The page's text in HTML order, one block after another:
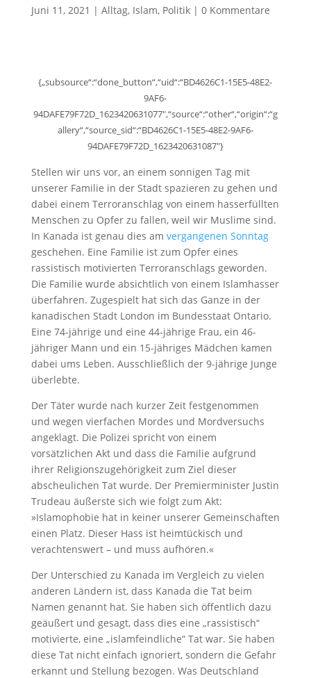
Juni 11, 2021 | Alltag, Islam, Politik| 0 Kommentare
{„subsource“:“done_button“,“uid“:“BD4626C1-15E5-48E2-
9AF6-
94DAFE79F72D_1623420631077″,“source“:“other“,“origin“:“g
allery“,“source_sid“:“BD4626C1-15E5-48E2-9AF6-
94DAFE79F72D_1623420631087″}
Stellen wir uns vor, an einem sonnigen Tag mit
unserer Familie in der Stadt spazieren zu gehen und
dabei einem Terroranschlag von einem hasserfüllten
Menschen zu Opfer zu fallen, weil wir Muslime sind.
In Kanada ist genau dies am vergangenen Sonntag
geschehen. Eine Familie ist zum Opfer eines
rassistisch motivierten Terroranschlags geworden.
Die Familie wurde absichtlich von einem Islamhasser
überfahren. Zugespielt hat sich das Ganze in der
kanadischen Stadt London im Bundesstaat Ontario.
Eine 74-jährige und eine 44-jährige Frau, ein 46-
jähriger Mann und ein 15-jähriges Mädchen kamen
dabei ums Leben. Ausschließlich der 9-jährige Junge
überlebte.
Der Täter wurde nach kurzer Zeit festgenommen
und wegen vierfachen Mordes und Mordversuchs
angeklagt. Die Polizei spricht von einem
vorsätzlichen Akt und dass die Familie aufgrund
ihrer Religionszugehörigkeit zum Ziel dieser
abscheulichen Tat wurde. Der Premierminister Justin
Trudeau äußerste sich wie folgt zum Akt:
»Islamophobie hat in keiner unserer Gemeinschaften
einen Platz. Dieser Hass ist heimtückisch und
verachtenswert – und muss aufhören.«
Der Unterschied zu Kanada im Vergleich zu vielen
anderen Ländern ist, dass Kanada die Tat beim
Namen genannt hat. Sie haben sich öffentlich dazu
geäußert und gesagt, dass dies eine „rassistisch“
motivierte, eine „islamfeindliche“ Tat war. Sie haben
diese Tat nicht einfach ignoriert, sondern die Gefahr
erkannt und Stellung bezogen. Was Deutschland